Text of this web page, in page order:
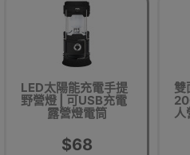
LED太陽能充電手提
野營燈 | 可USB充電
露營燈電筒
$68
雙
人